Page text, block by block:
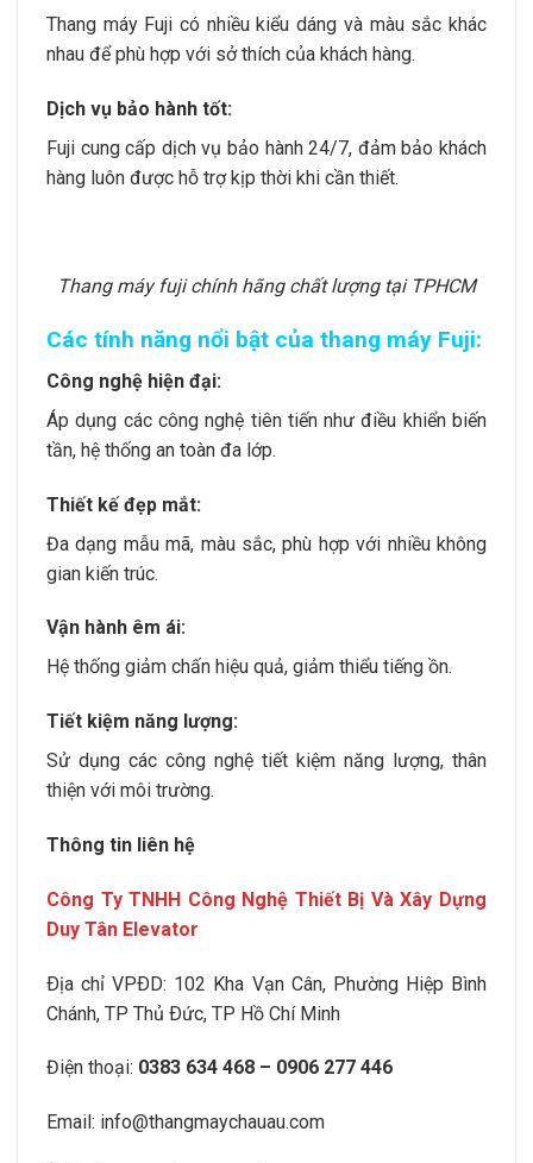
Thang máy Fuji có nhiều kiểu dáng và màu sắc khác
nhau để phù hợp với sở thích của khách hàng.
Dịch vụ bảo hành tốt:
Fuji cung cấp dịch vụ bảo hành 24/7, đảm bảo khách
hàng luôn được hỗ trợ kịp thời khi cần thiết.
Thang máy fuji chính hãng chất lượng tại TPHCM
Các tính năng nổi bật của thang máy Fuji:
Công nghệ hiện đại:
Áp dụng các công nghệ tiên tiến như điều khiển biến
tần, hệ thống an toàn đa lớp.
Thiết kế đẹp mắt:
Đa dạng mẫu mã, màu sắc, phù hợp với nhiều không
gian kiến trúc.
Vận hành êm ái:
Hệ thống giảm chấn hiệu quả, giảm thiểu tiếng ồn.
Tiết kiệm năng lượng:
Sử dụng các công nghệ tiết kiệm năng lượng, thân
thiện với môi trường.
Thông tin liên hệ
Công Ty TNHH Công Nghệ Thiết Bị Và Xây Dựng
Duy Tân Elevator
Ðịa chỉ VPÐD: 102 Kha Vạn Cân, Phường Hiệp Bình
Chánh, TP Thủ Ðức, TP Hồ Chí Minh
Điện thoại: 0383 634 468 – 0906 277 446
Email: info@thangmaychauau.com